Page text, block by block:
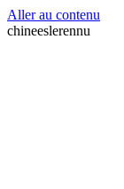
Aller au contenu
chineeslerennu